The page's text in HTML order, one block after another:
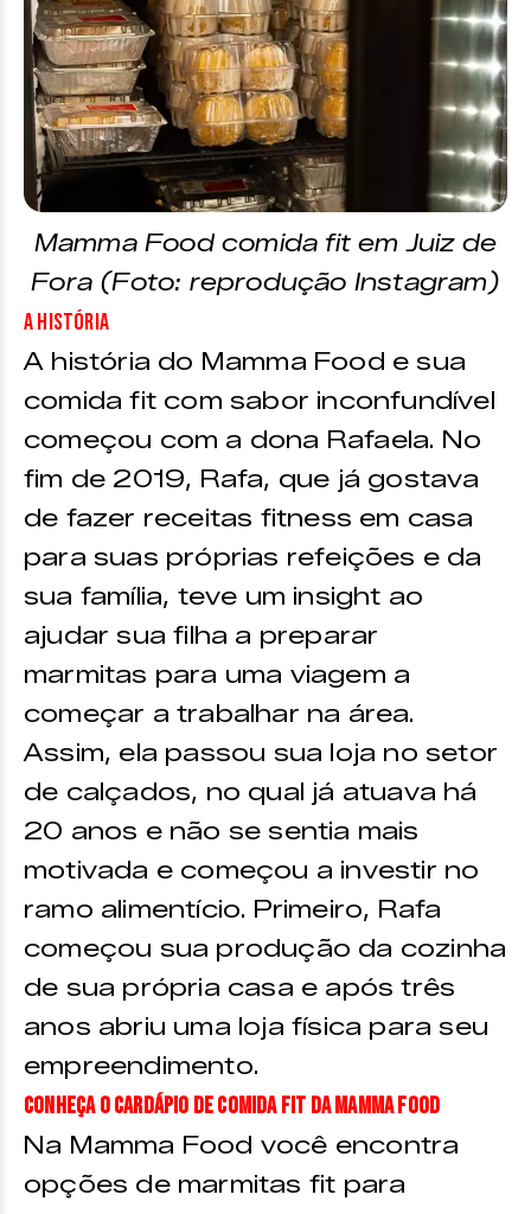
Mamma Food comida fit em Juiz de
Fora (Foto: reprodução Instagram)
A história
A história do Mamma Food e sua
comida fit com sabor inconfundível
começou com a dona Rafaela. No
fim de 2019, Rafa, que já gostava
de fazer receitas fitness em casa
para suas próprias refeições e da
sua família, teve um insight ao
ajudar sua filha a preparar
marmitas para uma viagem a
começar a trabalhar na área.
Assim, ela passou sua loja no setor
de calçados, no qual já atuava há
20 anos e não se sentia mais
motivada e começou a investir no
ramo alimentício. Primeiro, Rafa
começou sua produção da cozinha
de sua própria casa e após três
anos abriu uma loja física para seu
empreendimento.
Conheça o cardápio de comida fit da Mamma Food
Na Mamma Food você encontra
opções de marmitas fit para